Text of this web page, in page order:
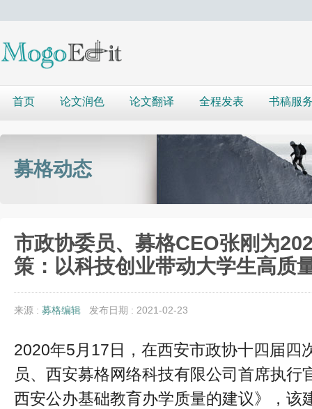
首页 论文润色 论文翻译 全程发表 书稿服
募格动态
市政协委员、募格CEO张刚为
策：以科技创业带动大学生高质
来源 : 募格编辑 发布日期 : 2021-02-23
2020年5月17日，在西安市政协十四届四
员、西安募格网络科技有限公司首席执行
西安公办基础教育办学质量的建议》，该